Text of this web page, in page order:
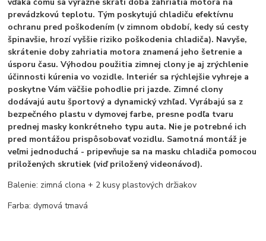
prevádzkovú teplotu. Tým poskytujú chladiču efektívnu
ochranu pred poškodením (v zimnom období, kedy sú cesty
špinavšie, hrozí vyššie riziko poškodenia chladiča). Navyše,
skrátenie doby zahriatia motora znamená jeho šetrenie a
úsporu času. Výhodou použitia zimnej clony je aj zrýchlenie
účinnosti kúrenia vo vozidle. Interiér sa rýchlejšie vyhreje a
poskytne Vám väčšie pohodlie pri jazde. Zimné clony
dodávajú autu športový a dynamický vzhľad. Vyrábajú sa z
bezpečného plastu v dymovej farbe, presne podľa tvaru
prednej masky konkrétneho typu auta. Nie je potrebné ich
pred montážou prispôsobovať vozidlu. Samotná montáž je
veľmi jednoduchá - pripevňuje sa na masku chladiča pomocou
priložených skrutiek (viď priložený videonávod).
Balenie: zimná clona + 2 kusy plastových držiakov
Farba: dymová tmavá